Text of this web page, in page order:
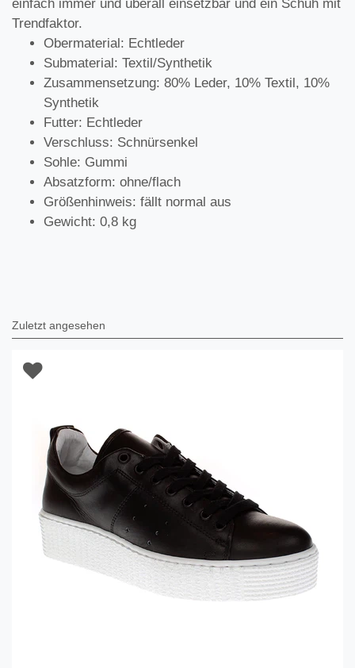
einfach immer und überall einsetzbar und ein Schuh mit
Trendfaktor.
Obermaterial: Echtleder
Submaterial: Textil/Synthetik
Zusammensetzung: 80% Leder, 10% Textil, 10%
Synthetik
Futter: Echtleder
Verschluss: Schnürsenkel
Sohle: Gummi
Absatzform: ohne/flach
Größenhinweis: fällt normal aus
Gewicht: 0,8 kg
Zuletzt angesehen